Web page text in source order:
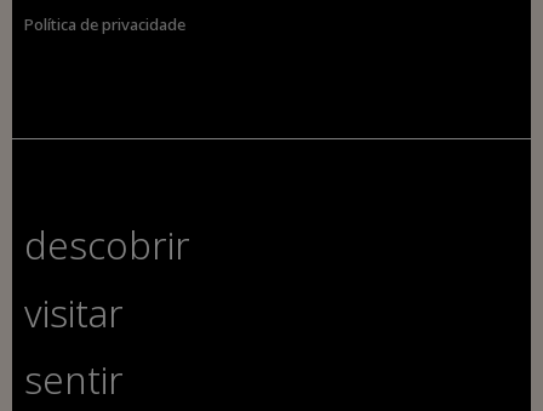
Política de privacidade
descobrir
visitar
sentir